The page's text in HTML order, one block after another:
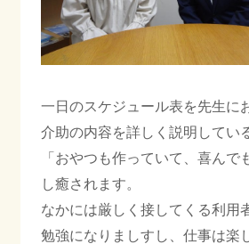
一日のスケジュール表を先生に
介助の内容を詳しく説明してい
「おやつも作っていて、喜んで
し癒されます。
なかには厳しく接してくる利用
勉強になりましすし、仕事は楽